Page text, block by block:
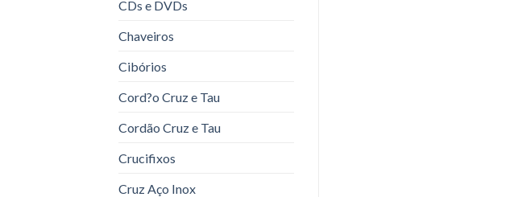
CDs e DVDs
Chaveiros
Cibórios
Cord?o Cruz e Tau
Cordão Cruz e Tau
Crucifixos
Cruz Aço Inox